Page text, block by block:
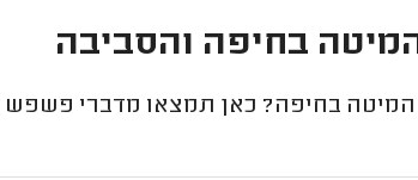
בחיפה והסביבה
בחיפה? כאן תמצאו מדברי פשפש